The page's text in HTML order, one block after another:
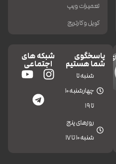
تعمیرات ویپ
کویل و کارتریج
پاسخگوی
شما هستیم
شنبه تا
چهارشنبه 10
تا 19
روزهای پنج
شنبه 10 تا 17
شبکه های
اجتماعی